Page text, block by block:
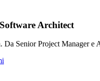
Architect
Da Senior Project Manager